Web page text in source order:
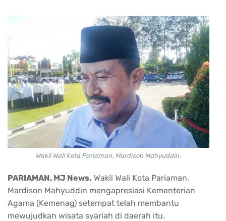
Wakil Wali Kota Pariaman, Mardison Mahyuddin.
PARIAMAN, MJ News. Wakil Wali Kota Pariaman,
Mardison Mahyuddin mengapresiasi Kementerian
Agama (Kemenag) setempat telah membantu
mewujudkan wisata syariah di daerah itu.